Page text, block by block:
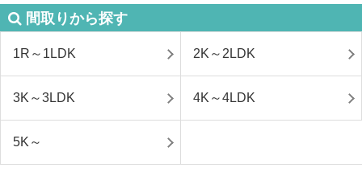
間取りから探す
1R～1LDK 2K～2LDK
3K～3LDK 4K～4LDK
5K～